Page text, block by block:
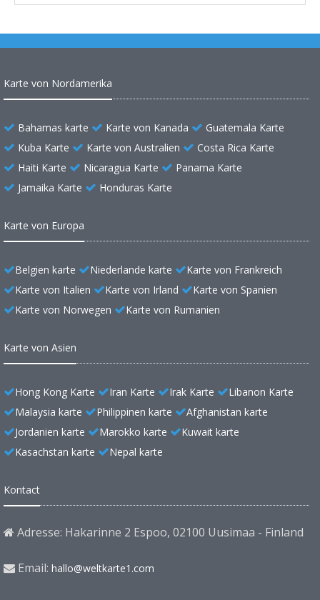
Karte von Nordamerika
Bahamas karte Karte von Kanada
Guatemala Karte
Kuba Karte
Karte von Australien
Costa Rica Karte
Haiti Karte
Nicaragua Karte
Panama Karte
Jamaika Karte
Honduras Karte
Karte von Europa
Belgien karte Niederlande karte
Karte von Frankreich
Karte von Italien
Karte von Irland
Karte von Spanien
Karte von Norwegen
Karte von Rumanien
Karte von Asien
Hong Kong Karte Iran Karte Irak Karte
Libanon Karte
Malaysia karte
Philippinen karte
Afghanistan karte
Jordanien karte
Marokko karte
Kuwait karte
Kasachstan karte
Nepal karte
Kontact
Adresse: Hakarinne 2 Espoo, 02100 Uusimaa - Finland
Email: hallo@weltkarte1.com